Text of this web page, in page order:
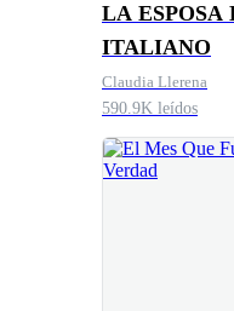
LA ESPOSA
ITALIANO
Claudia Llerena
590.9K leídos